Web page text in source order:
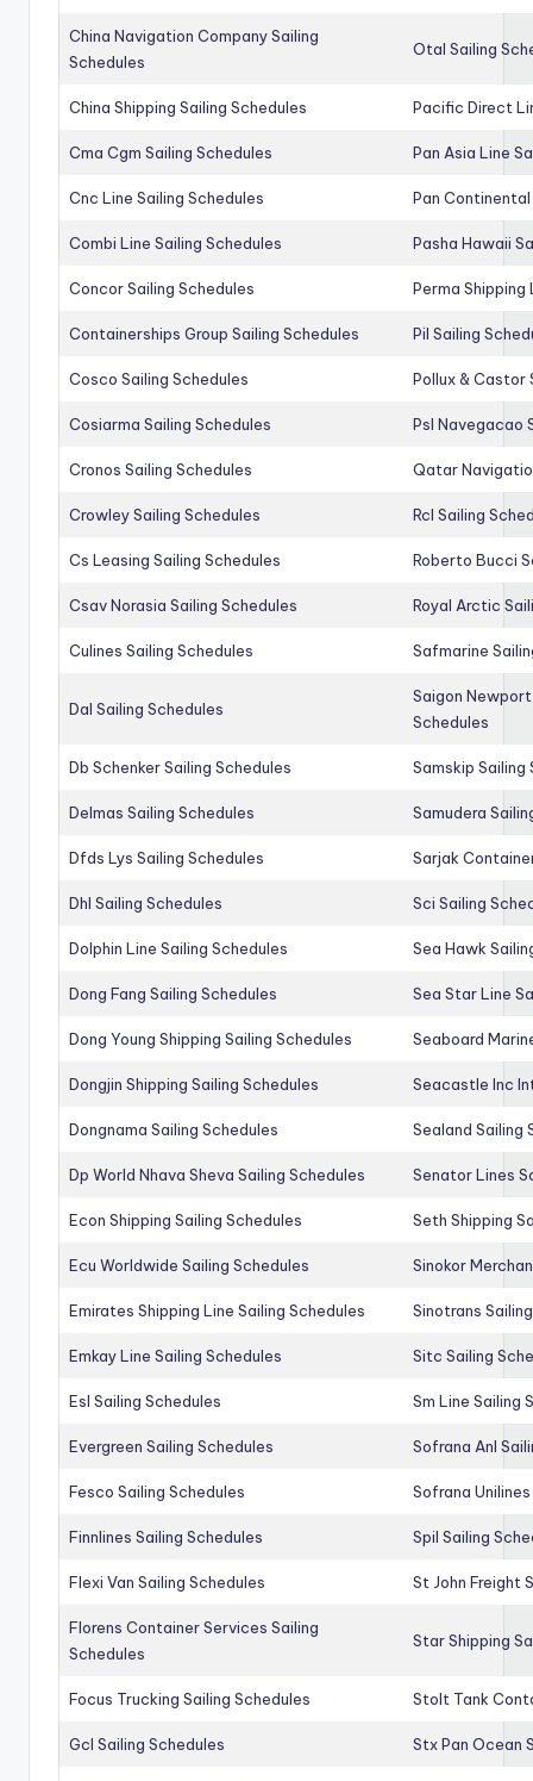
China Navigation Company Sailing
Schedules
Otal Sailing
China Shipping Sailing Schedules Pacific Direct
Cma Cgm Sailing Schedules Pan Asia Line
Cnc Line Sailing Schedules Pan Continental
Combi Line Sailing Schedules Pasha Hawaii
Concor Sailing Schedules Perma Shipping
Containerships Group Sailing Schedules Pil Sailing
Cosco Sailing Schedules Pollux & Castor
Cosiarma Sailing Schedules Psl Navegacao
Cronos Sailing Schedules Qatar
Crowley Sailing Schedules Rcl Sailing
Cs Leasing Sailing Schedules Roberto Bucci
Csav Norasia Sailing Schedules Royal Arctic
Culines Sailing Schedules Safmarine
Dal Sailing Schedules
Saigon
Schedules
Db Schenker Sailing Schedules Samskip Sailing
Delmas Sailing Schedules Samudera
Dfds Lys Sailing Schedules Sarjak
Dhl Sailing Schedules Sci Sailing
Dolphin Line Sailing Schedules Sea Hawk
Dong Fang Sailing Schedules Sea Star Line
Dong Young Shipping Sailing Schedules Seaboard
Dongjin Shipping Sailing Schedules Seacastle Inc
Dongnama Sailing Schedules Sealand Sailing
Dp World Nhava Sheva Sailing Schedules Senator Lines
Econ Shipping Sailing Schedules Seth Shipping
Ecu Worldwide Sailing Schedules Sinokor
Emirates Shipping Line Sailing Schedules Sinotrans
Emkay Line Sailing Schedules Sitc Sailing
Esl Sailing Schedules Sm Line Sailing
Evergreen Sailing Schedules Sofrana Anl
Fesco Sailing Schedules Sofrana
Finnlines Sailing Schedules Spil Sailing
Flexi Van Sailing Schedules St John Freight
Florens Container Services Sailing
Schedules
Star Shipping
Focus Trucking Sailing Schedules Stolt Tank
Gcl Sailing Schedules Stx Pan Ocean